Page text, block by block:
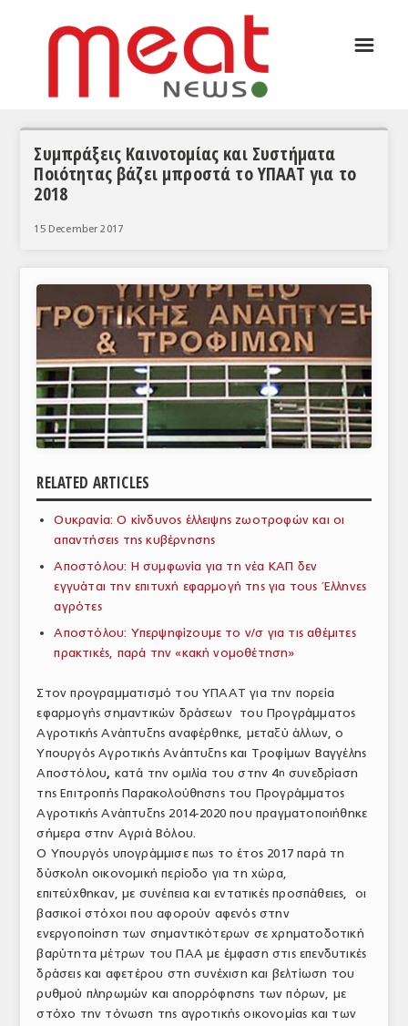
ΣΥΝΕΝΤΕΥΞΕΙΣ
ΚΟΣΜΟΣ
ΕΙΔΗΣΕΙΣ
ΕΥΡΩΠΑΪΚΕΣ ΑΠΟΦΑΣΕΙΣ
ΘΕΜΑΤΑ
ΑΝΑΛΥΣΕΙΣ
ΣΦΑΓΕΙΑ
ΠΡΩΤΕΣ ΥΛΕΣ
ΕΞΟΠΛΙΣΜΟΣ
ΥΠΗΡΕΣΙΕΣ
ΕΜΠΟΡΙΚΟΙ ΑΝΤΙΠΡΟΣΩΠΟΙ
ΕΛΛΗΝΙΚΗ ΝΟΜΟΘΕΣΙΑ
ΕΥΡΩΠΑΪΚΗ ΝΟΜΟΘΕΣΙΑ
ΤΟ ΠΕΡΙΟΔΙΚΟ
Profile
ΑΡΧΕΙΟ ΤΕΥΧΩΝ
ΣΥΝΕΔΡΙΟ ΚΡΕΑΤΟΣ
☰
Συμπράξεις Καινοτομίας και Συστήματα
Ποιότητας βάζει μπροστά το ΥΠΑΑΤ για το
2018
15 December 2017
RELATED ARTICLES
Ουκρανία: Ο κίνδυνος έλλειψης ζωοτροφών και οι
απαντήσεις της κυβέρνησης
Αποστόλου: Η συμφωνία για τη νέα ΚΑΠ δεν
εγγυάται την επιτυχή εφαρμογή της για τους Έλληνες
αγρότες
Αποστόλου: Υπερψηφίζουμε το ν/σ για τις αθέμιτες
πρακτικές, παρά την «κακή νομοθέτηση»
Στον προγραμματισμό του ΥΠΑΑΤ για την πορεία
εφαρμογής σημαντικών δράσεων του Προγράμματος
Αγροτικής Ανάπτυξης αναφέρθηκε, μεταξύ άλλων, ο
Υπουργός Αγροτικής Ανάπτυξης και Τροφίμων Βαγγέλης
Αποστόλου, κατά την ομιλία του στην 4η συνεδρίαση
της Επιτροπής Παρακολούθησης του Προγράμματος
Αγροτικής Ανάπτυξης 2014-2020 που πραγματοποιήθηκε
σήμερα στην Αγριά Βόλου.
Ο Υπουργός υπογράμμισε πως το έτος 2017 παρά τη
δύσκολη οικονομική περίοδο για τη χώρα,
επιτεύχθηκαν, με συνέπεια και εντατικές προσπάθειες, οι
βασικοί στόχοι που αφορούν αφενός στην
ενεργοποίηση των σημαντικότερων σε χρηματοδοτική
βαρύτητα μέτρων του ΠΑΑ με έμφαση στις επενδυτικές
δράσεις και αφετέρου στη συνέχιση και βελτίωση του
ρυθμού πληρωμών και απορρόφησης των πόρων, με
στόχο την τόνωση της αγροτικής οικονομίας και των